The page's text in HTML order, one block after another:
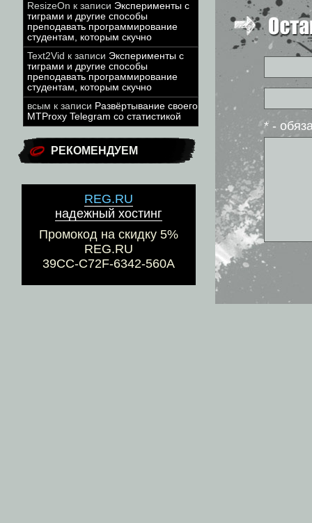
ResizeOn к записи Эксперименты с
тиграми и другие способы
преподавать программирование
студентам, которым скучно
Text2Vid к записи Эксперименты с
тиграми и другие способы
преподавать программирование
студентам, которым скучно
всым к записи Развёртывание своего
MTProxy Telegram со статистикой
РЕКОМЕНДУЕМ
REG.RU
надежный хостинг
Промокод на скидку 5%
REG.RU
39CC-C72F-6342-560A
* -